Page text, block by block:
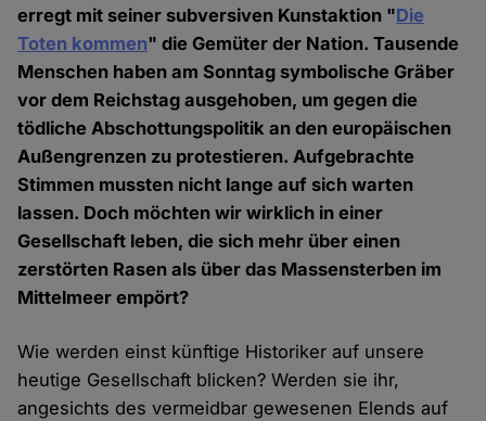
erregt mit seiner subversiven Kunstaktion "Die
Toten kommen" die Gemüter der Nation. Tausende
Menschen haben am Sonntag symbolische Gräber
vor dem Reichstag ausgehoben, um gegen die
tödliche Abschottungspolitik an den europäischen
Außengrenzen zu protestieren. Aufgebrachte
Stimmen mussten nicht lange auf sich warten
lassen. Doch möchten wir wirklich in einer
Gesellschaft leben, die sich mehr über einen
zerstörten Rasen als über das Massensterben im
Mittelmeer empört?
Wie werden einst künftige Historiker auf unsere
heutige Gesellschaft blicken? Werden sie ihr,
angesichts des vermeidbar gewesenen Elends auf